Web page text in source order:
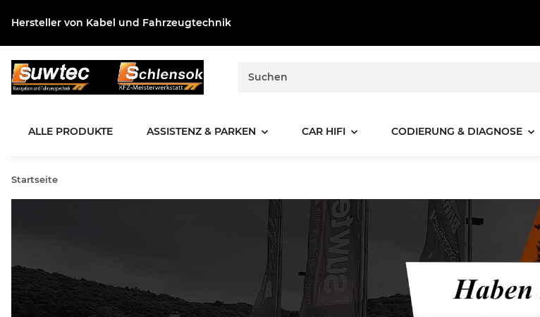
Hersteller von Kabel und Fahrzeugtechnik
ALLE PRODUKTE ASSISTENZ & PARKEN CAR HIFI CODIERUNG & DIAGNOSE
Startseite